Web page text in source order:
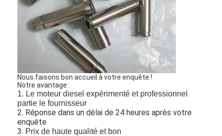
Arbre à cames de moteur
Moteur bielle
Bras de balancier de moteur
Voiture moteur soupapes
Réparations de culasse
POULIE DE VILEBREQUIN
Nous faisons bon accueil à votre enquête !
Notre avantage :
1. Le moteur diesel expérimenté et professionnel
partie le fournisseur
2. Réponse dans un délai de 24 heures après votre
enquête
3. Prix de haute qualité et bon